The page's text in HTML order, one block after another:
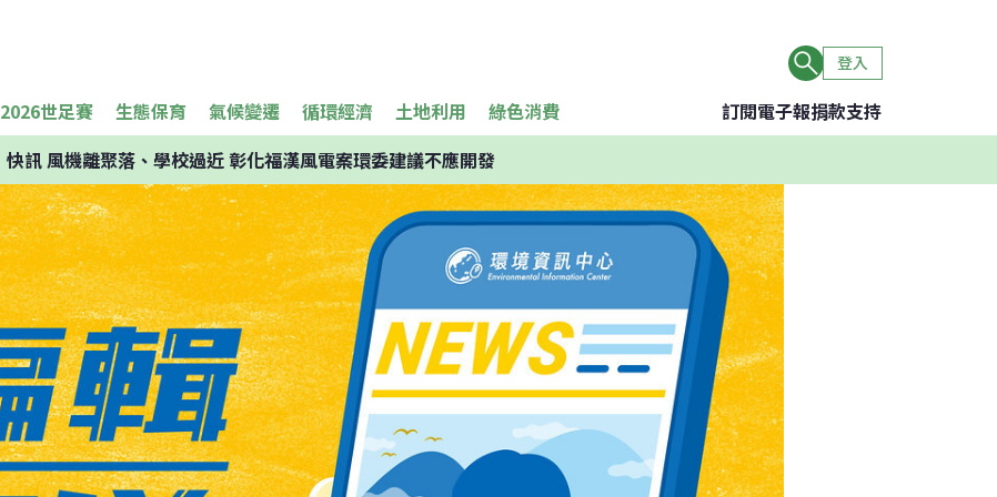
登入
2026世足賽 生態保育 氣候變遷 循環經濟 土地利用 綠色消費 訂閱電子報捐款支持
快訊風機離聚落、學校過近 彰化福漢風電案環委建議不應開發